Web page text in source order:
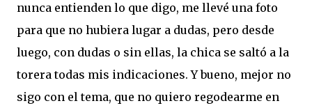
nunca entienden lo que digo, me llevé una foto
para que no hubiera lugar a dudas, pero desde
luego, con dudas o sin ellas, la chica se saltó a la
torera todas mis indicaciones. Y bueno, mejor no
sigo con el tema, que no quiero regodearme en